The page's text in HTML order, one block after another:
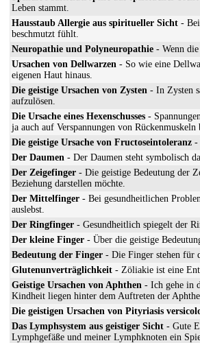
Leben stammt.
Hausstaub Allergie aus spiritueller Sicht -
beschmutzt fühlt.
Neuropathie und Polyneuropathie - Wenn
Ursachen von Dellwarzen - So wie eine
eigenen Haut hinaus.
Die geistige Ursachen von Zysten - In Zysten
aufzulösen.
Die Ursache eines Hexenschusses -
ja auch auf Verspannungen von Rückenmuskeln
Die geistige Ursache von Fructoseintoleranz -
Der Daumen - Der Daumen steht symbolisch
Der Zeigefinger - Die geistige Bedeutung der
Beziehung darstellen möchte.
Der Mittelfinger - Bei gesundheitlichen
auslebst.
Der Ringfinger - Gesundheitlich spiegelt der
Der kleine Finger - Über die geistige
Bedeutung der Finger - Die Finger stehen für
Glutenunverträglichkeit - Zöliakie ist eine
Geistige Ursachen von Aphthen - Ich gehe in
Kindheit liegen hinter dem Auftreten der
Die geistigen Ursachen von Pityriasis
Das Lymphsystem aus geistiger Sicht - Gute
Lymphgefäße und meiner Lymphknoten ein